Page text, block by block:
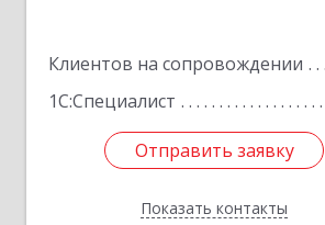
Клиентов на сопровождении
1С:Специалист
Отправить заявку
Показать контакты
Отправить заявку
Назад